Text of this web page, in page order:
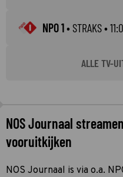
NPO 1• STRAKS•
ALLE TV-
NOS Journaal
vooruitkijken
NOS Journaal is via o.a.